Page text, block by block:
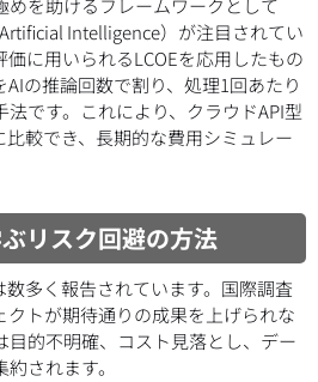
めを助けるフレームワークとして
Intelligence）が注目されてい
に用いられるLCOEを応用したもの
の推論回数で割り、処理1回あたり
です。これにより、クラウドAPI型
較でき、長期的な費用シミュレー
リスク回避の方法
多く報告されています。国際調査
クトが期待通りの成果を上げられな
目的不明確、コスト見落とし、デー
されます。